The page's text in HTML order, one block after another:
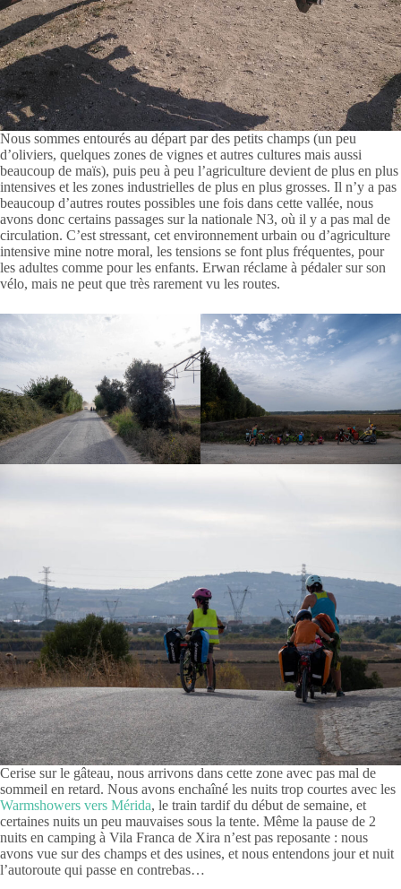
Nous sommes entourés au départ par des petits champs (un peu
d’oliviers, quelques zones de vignes et autres cultures mais aussi
beaucoup de maïs), puis peu à peu l’agriculture devient de plus en plus
intensives et les zones industrielles de plus en plus grosses. Il n’y a pas
beaucoup d’autres routes possibles une fois dans cette vallée, nous
avons donc certains passages sur la nationale N3, où il y a pas mal de
circulation. C’est stressant, cet environnement urbain ou d’agriculture
intensive mine notre moral, les tensions se font plus fréquentes, pour
les adultes comme pour les enfants. Erwan réclame à pédaler sur son
vélo, mais ne peut que très rarement vu les routes.
Cerise sur le gâteau, nous arrivons dans cette zone avec pas mal de
sommeil en retard. Nous avons enchaîné les nuits trop courtes avec les
Warmshowers vers Mérida, le train tardif du début de semaine, et
certaines nuits un peu mauvaises sous la tente. Même la pause de 2
nuits en camping à Vila Franca de Xira n’est pas reposante : nous
avons vue sur des champs et des usines, et nous entendons jour et nuit
l’autoroute qui passe en contrebas…